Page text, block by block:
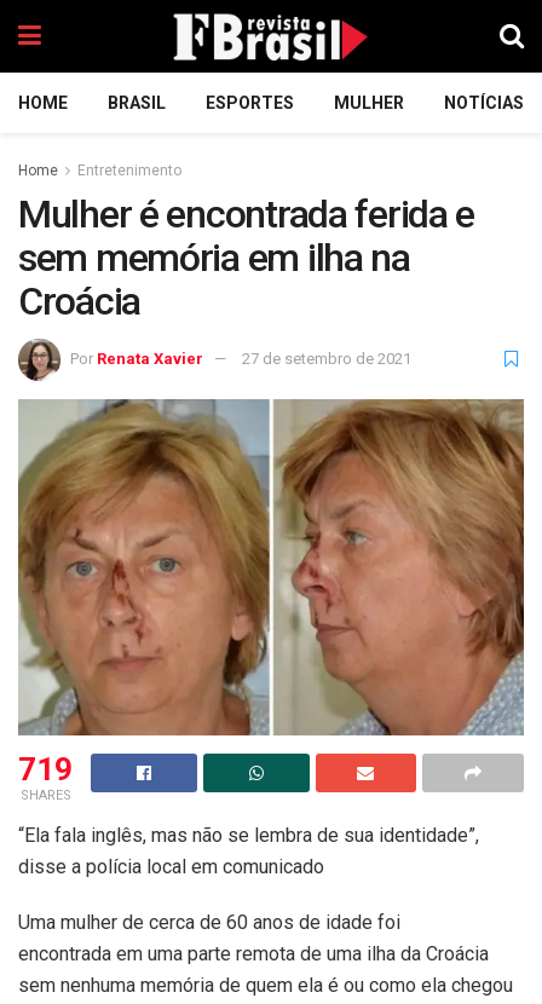
HOME BRASIL ESPORTES MULHER NOTÍCIAS
Home Entretenimento
Mulher é encontrada ferida e
sem memória em ilha na
Croácia
Por Renata Xavier 27 de setembro de 2021
719
SHARES
“Ela fala inglês, mas não se lembra de sua identidade”,
disse a polícia local em comunicado
Uma mulher de cerca de 60 anos de idade foi
encontrada em uma parte remota de uma ilha da Croácia
sem nenhuma memória de quem ela é ou como ela chegou